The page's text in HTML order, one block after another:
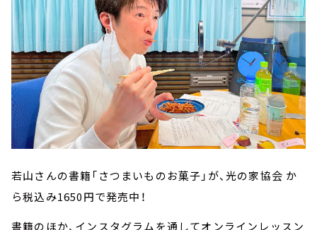
若山さんの書籍「さつまいものお菓子」が、光の家協会 か
ら税込み1650円で発売中！
書籍のほか、インスタグラムを通してオンラインレッスン